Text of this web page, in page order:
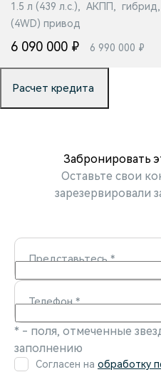
1.5 л (439 л.с.), АКПП,
(4WD) привод
6 090 000 ₽ 6 990 000 ₽
Расчет кредита
Забронировать
Оставьте свои
зарезервировали
Представьтесь*
Телефон*
* - поля, отмеченные
заполнению
Согласен на обработку